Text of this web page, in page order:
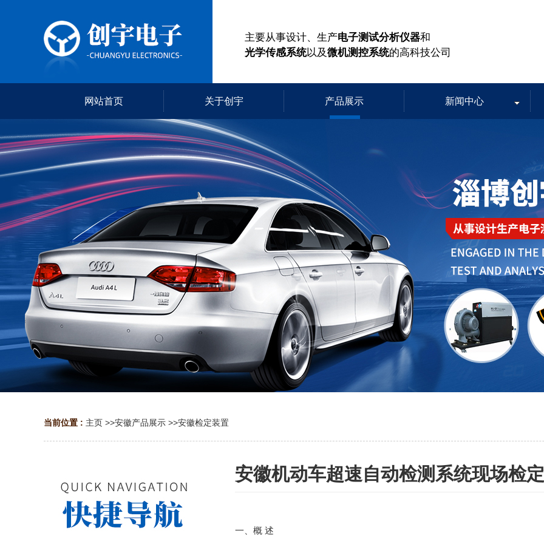
主要从事设计、生产电子测试分析仪器和
光学传感系统以及微机测控系统的高科技公司
网站首页 关于创宇 产品展示 新闻中心
当前位置 : 主页 >>安徽产品展示 >>安徽检定装置
安徽机动车超速自动检测系统现场检
一、概 述